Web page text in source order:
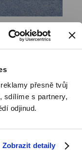
přesně tvůj
sdílíme s partnery,
odjinud.
Zobrazit detaily
žánrů / Mysteriózní